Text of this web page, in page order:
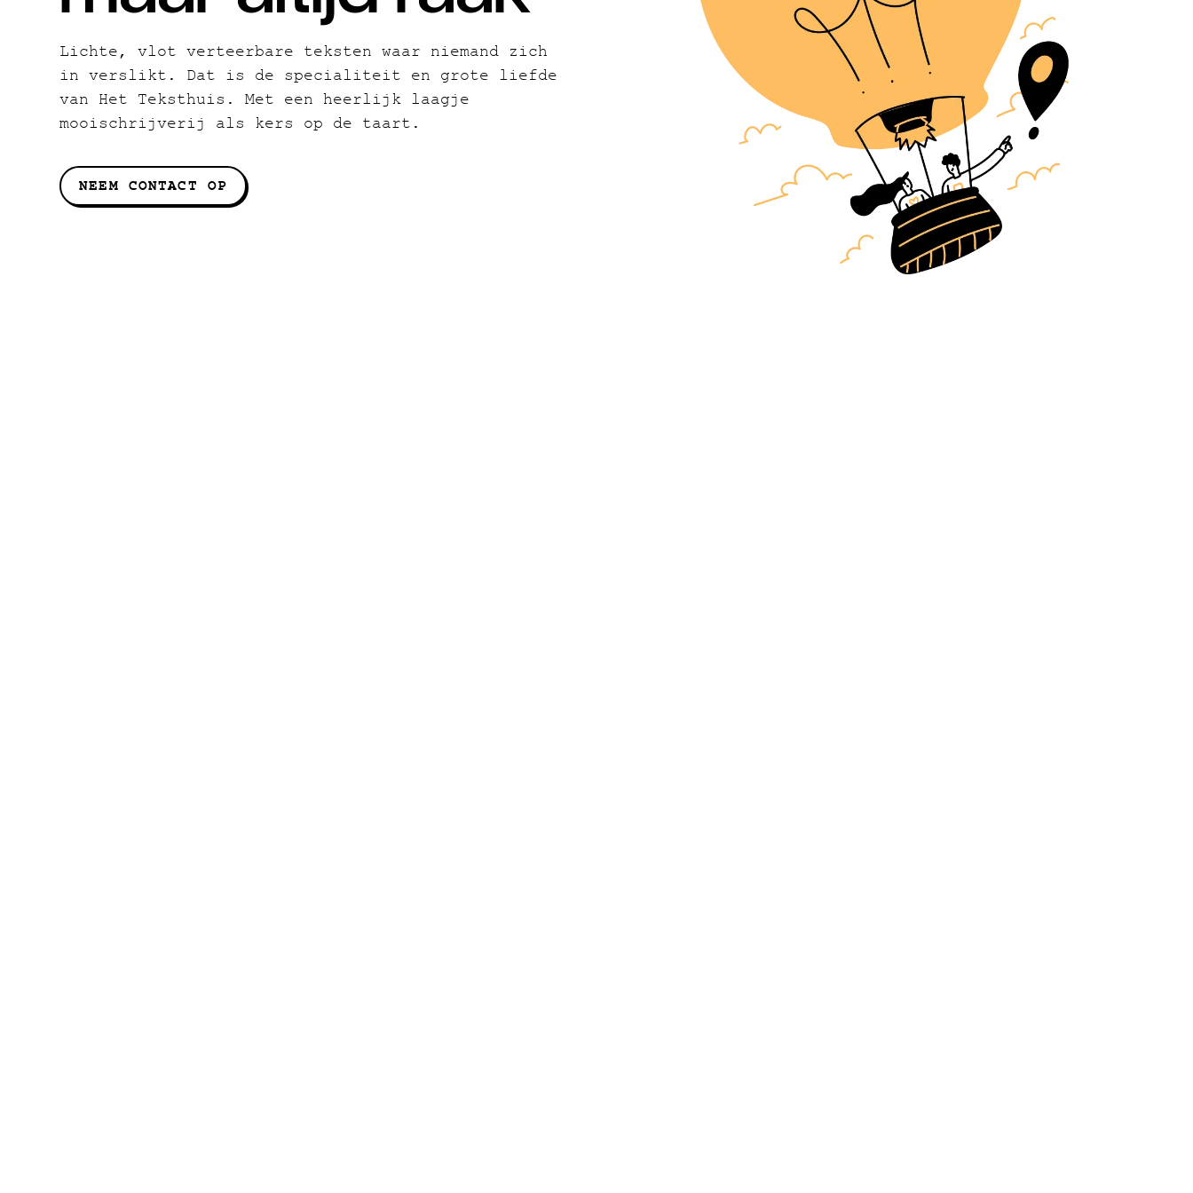
Lichte, vlot verteerbare teksten waar niemand zich
in verslikt. Dat is de specialiteit en grote liefde
van Het Teksthuis. Met een heerlijk laagje
mooischrijverij als kers op de taart.
NEEM CONTACT OP